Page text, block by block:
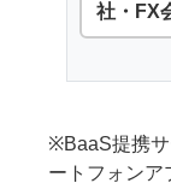
社・FX
※BaaS提携
ートフォンア